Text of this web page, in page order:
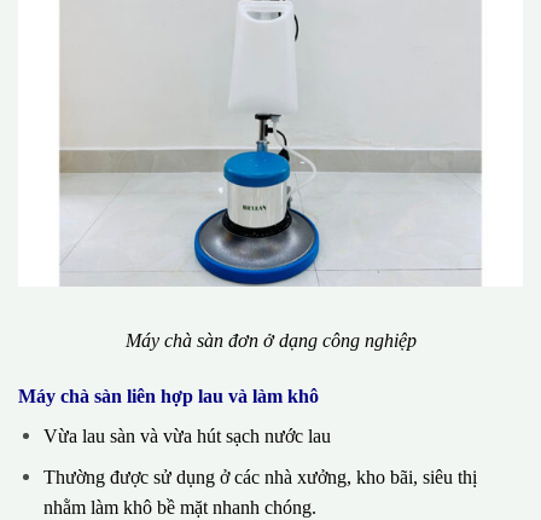
Máy chà sàn đơn ở dạng công nghiệp
Máy chà sàn liên hợp lau và làm khô
Vừa lau sàn và vừa hút sạch nước lau
Thường được sử dụng ở các nhà xưởng, kho bãi, siêu thị
nhằm làm khô bề mặt nhanh chóng.